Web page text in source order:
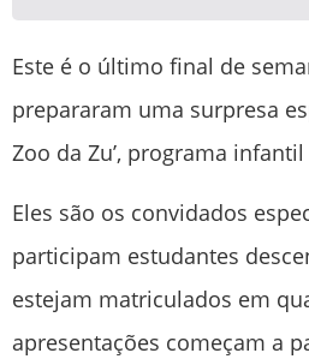
Este é o último final de
prepararam uma surpresa
Zoo da Zu’, programa
Eles são os convidados
participam estudantes
estejam matriculados em
apresentações começam a